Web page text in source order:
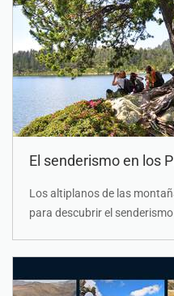
El senderismo en los
Los altiplanos de las
para descubrir el